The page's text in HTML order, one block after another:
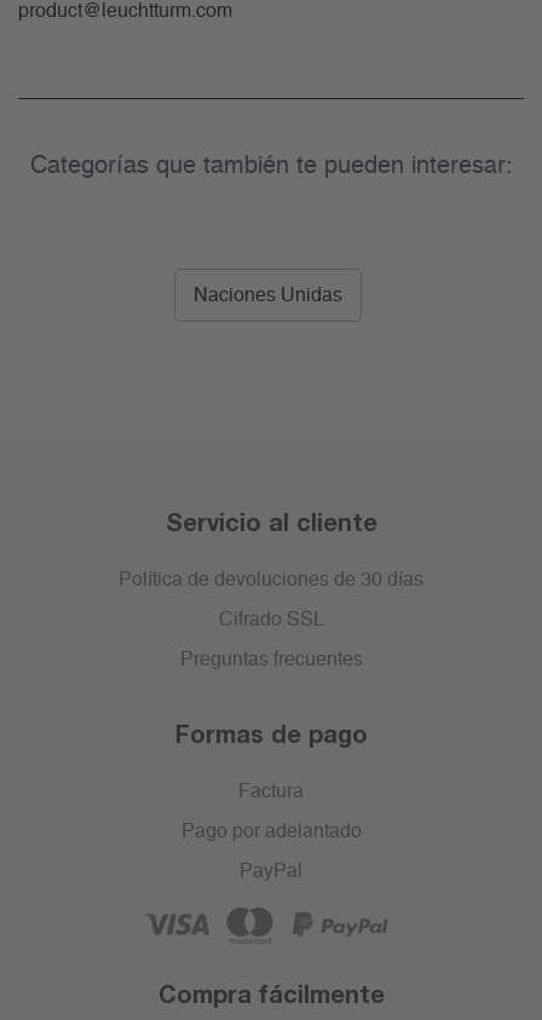
product@leuchtturm.com
Categorías que también te pueden interesar:
Naciones Unidas
Servicio al cliente
Política de devoluciones de 30 días
Cifrado SSL
Preguntas frecuentes
Formas de pago
Factura
Pago por adelantado
PayPal
Compra fácilmente